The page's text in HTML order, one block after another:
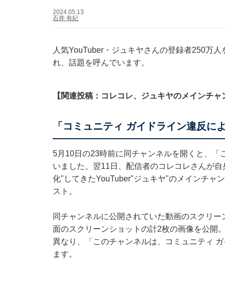
2024.05.13
石井 有紀
人気YouTuber・ジュキヤさんの登録者250万
れ、話題を呼んでいます。
【関連投稿：コレコレ、ジュキヤのメインチ
「コミュニティ ガイドライン違反に
5月10日の23時前に同チャンネルを開くと、
いました。翌11日、配信者のコレコレさんが
化"してきたYouTuber"ジュキヤ"のメインチャ
スト。
同チャンネルに公開されていた動画のスクリ
面のスクリーンショットの計2枚の画像を公開
異なり、「このチャンネルは、コミュニティ
ます。